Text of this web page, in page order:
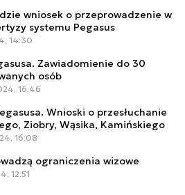
wniosek o przeprowadzenie w
systemu Pegasus
14:30
Zawiadomienie do 30
osób
16:46
Wnioski o przesłuchanie
Ziobry, Wąsika, Kamińskiego
16:08
ograniczenia wizowe
12:51